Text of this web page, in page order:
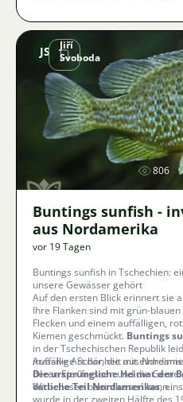
JS
Jiří
Svoboda
806
Buntings sunfish -
aus Nordamerika
vor 19 Tagen
Buntings sunfish in Tschechien:
unsere Gewässer gehört
Auf den ersten Blick erinnert sie
Ihre Flanken sind mit grün-
Flecken und einem auffälligen,
Kiemen geschmückt. Buntings
in der Tschechischen Republik
invasive Art dar, die mit
deren Eier fressen und die
Wirbellosen beeinflussen kann.
Auffällige Schönheit aus
Die ursprüngliche Heimat der
östliche Teil Nordamerikas,
wurde in der zweiten Hälfte des